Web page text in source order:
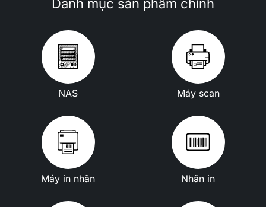
Danh mục sản phẩm chính
NAS Máy scan
Máy in nhãn Nhãn in